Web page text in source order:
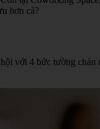
hơn cả?
với 4 bức tường